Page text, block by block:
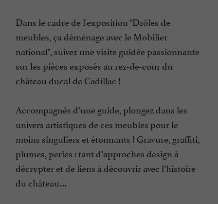
Dans le cadre de l'exposition "Drôles de
meubles, ça déménage avec le Mobilier
national", suivez une visite guidée passionnante
sur les pièces exposés au rez-de-cour du
château ducal de Cadillac !
Accompagnés d’une guide, plongez dans les
univers artistiques de ces meubles pour le
moins singuliers et étonnants ! Gravure, graffiti,
plumes, perles : tant d’approches design à
décrypter et de liens à découvrir avec l’histoire
du château…